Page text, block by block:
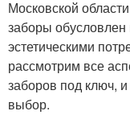
Московской
заборы обусловлен
эстетическими
рассмотрим все
заборов под ключ,
выбор.